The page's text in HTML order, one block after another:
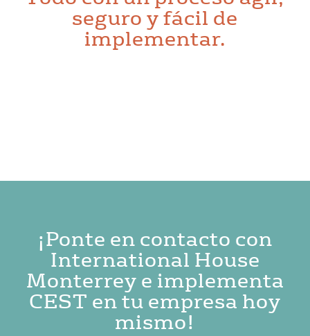
seguro y fácil de
implementar.
¡Ponte en contacto con
International House
Monterrey e implementa
CEST en tu empresa hoy
mismo!